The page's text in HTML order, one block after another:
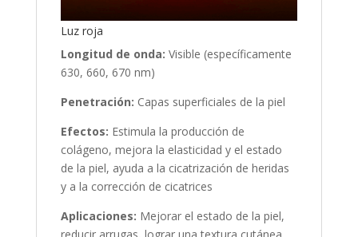
Luz roja
Longitud de onda: Visible (específicamente
630, 660, 670 nm)
Penetración: Capas superficiales de la piel
Efectos: Estimula la producción de
colágeno, mejora la elasticidad y el estado
de la piel, ayuda a la cicatrización de heridas
y a la corrección de cicatrices
Aplicaciones: Mejorar el estado de la piel,